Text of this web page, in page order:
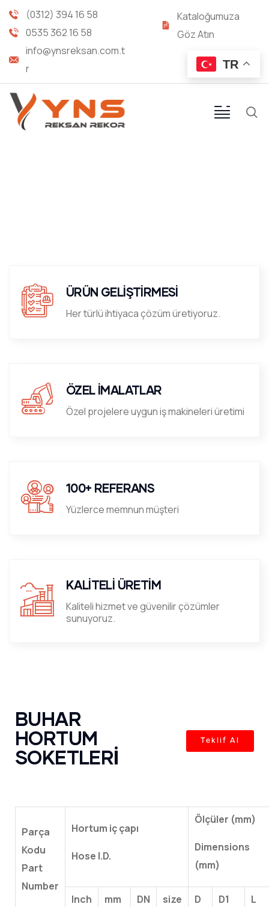
(0312) 394 16 58
0535 362 16 58
info@ynsreksan.com.t
r
Kataloğumuza
Göz Atın
TR
ÜRÜN GELİŞTİRMESİ
Her türlü ihtiyaca çözüm üretiyoruz.
ÖZEL İMALATLAR
Özel projelere uygun iş makineleri üretimi
100+ REFERANS
Yüzlerce memnun müşteri
KALİTELİ ÜRETİM
Kaliteli hizmet ve güvenilir çözümler
sunuyoruz.
BUHAR
HORTUM
SOKETLERİ
Teklif Al
Parça
Kodu
Part
Number
Hortum iç çapı
Hose I.D.
Ölçüler (mm)
Dimensions
(mm)
Inch mm DN size D D1
L